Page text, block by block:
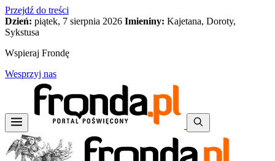
Przejdź do treści
Dzień: piątek, 7 sierpnia 2026 Imieniny: Kajetana, Doroty,
Sykstusa
Wspieraj Frondę
Wesprzyj nas